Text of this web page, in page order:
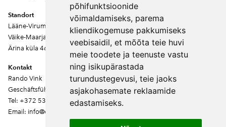
põhifunktsioonide
võimaldamiseks, parema
kliendikogemuse pakkumiseks
veebisaidil, et mõõta teie huvi
meie toodete ja teenuste vastu
ning isikupärastada
turundustegevusi, teie jaoks
asjakohasemate reklaamide
edastamiseks.
Standort
Lääne-Virumaa
Väike-Maarja vald
Ärina küla 46202
Kontakt
Rando Vink
Geschäftsführer
Tel: +372 53444844
Email: info@ebakudoonia.ee